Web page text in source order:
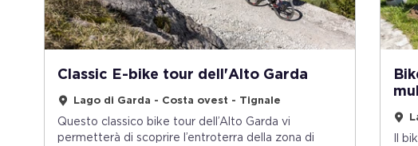
Classic E-bike tour dell'Alto Garda
Lago di Garda - Costa ovest - Tignale
Questo classico bike tour dell’Alto Garda vi
permetterà di scoprire l’entroterra della zona di
Il